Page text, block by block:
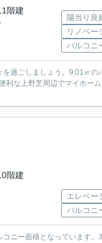
階建
陽当り良
リノベー
バルコニ
過ごしましょう。9.01㎡
な上野芝周辺でマイホー
階建
エレベー
バルコニ
ニー面積となっています